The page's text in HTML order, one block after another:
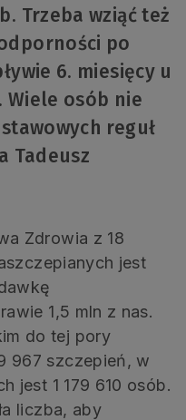
Trzeba wziąć też
po
6. miesięcy u
Wiele osób nie
reguł
Tadeusz
Zdrowia z 18
jest
1,5 mln z nas.
do tej pory
967 szczepień, w
jest 1 179 610 osób.
liczba, aby